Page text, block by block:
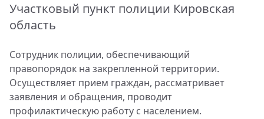
Участковый пункт полиции Кировская
область
Сотрудник полиции, обеспечивающий
правопорядок на закрепленной территории.
Осуществляет прием граждан, рассматривает
заявления и обращения, проводит
профилактическую работу с населением.